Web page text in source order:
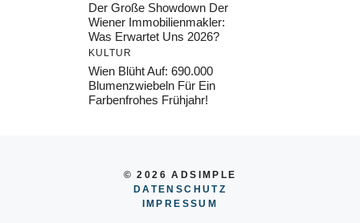
Der Große Showdown Der
Wiener Immobilienmakler:
Was Erwartet Uns 2026?
KULTUR
Wien Blüht Auf: 690.000
Blumenzwiebeln Für Ein
Farbenfrohes Frühjahr!
© 2026 ADSIMPLE
DATENSCHUTZ
IMPRESSUM